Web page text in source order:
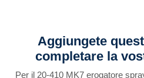
Aggiungete
completare la
Per il 20-410 MK7 erogatore